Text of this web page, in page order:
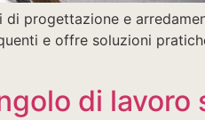
progettazione e
e offre soluzioni
di lavoro